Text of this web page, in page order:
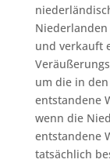
und verkauft
um die in
entstandene
wenn die
entstandene
tatsächlich